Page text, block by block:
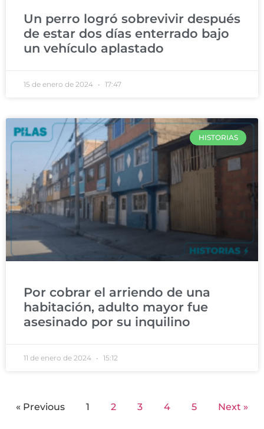
Un perro logró sobrevivir después
de estar dos días enterrado bajo
un vehículo aplastado
15 de enero de 2024 17:47
HISTORIAS
Por cobrar el arriendo de una
habitación, adulto mayor fue
asesinado por su inquilino
11 de enero de 2024 15:12
« Previous 1 2 3 4 5 Next »